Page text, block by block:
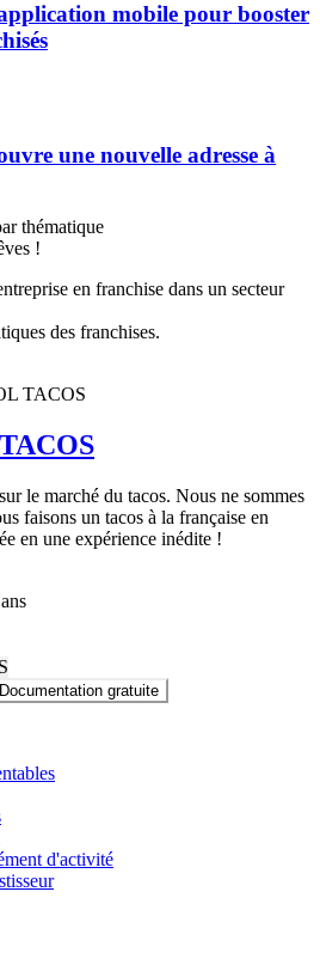
mobile pour booster
une nouvelle adresse à
thématique
!
en franchise dans un secteur
des franchises.
TACOS
le marché du tacos. Nous ne sommes
faisons un tacos à la française en
en une expérience inédite !
Documentation gratuite
d'activité